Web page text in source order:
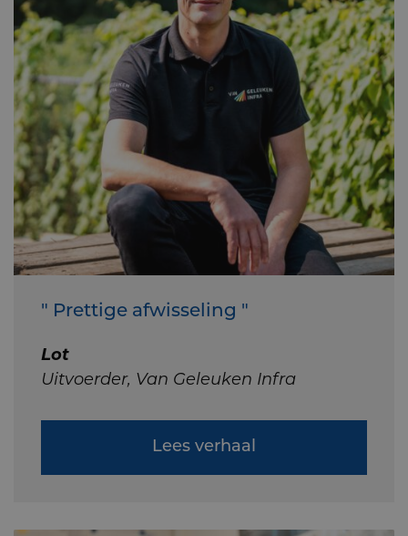
" Prettige afwisseling "
Lot
Uitvoerder, Van Geleuken Infra
Lees verhaal